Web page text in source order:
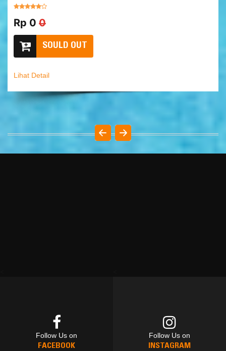
Rp 0 0
SOULD OUT
Lihat Detail
Follow Us on
FACEBOOK
Follow Us on
INSTAGRAM